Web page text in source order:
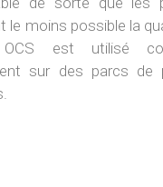
le moins possible la
OCS est utilisé
sur des parcs de